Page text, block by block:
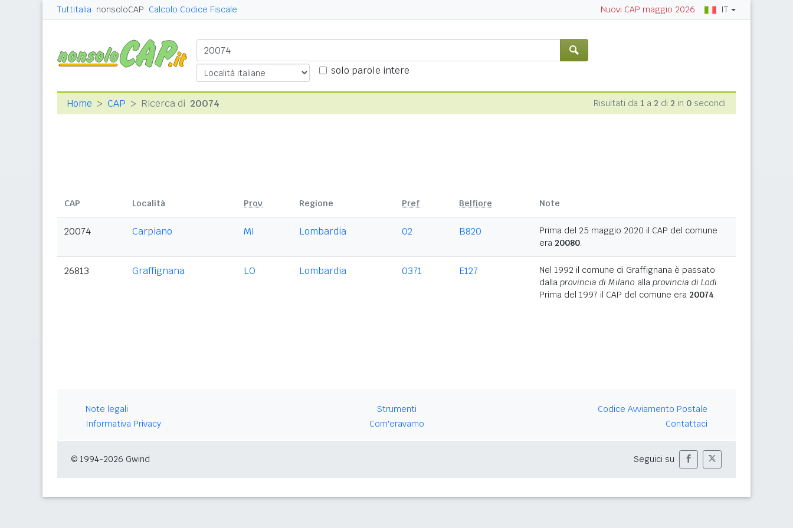
Tuttitalia nonsoloCAP Calcolo Codice Fiscale Nuovi CAP maggio 2026 IT
solo parole intere
Home CAP Ricerca di 20074 Risultati da 1 a 2 di 2 in 0 secondi
CAP Località Prov Regione Pref Belfiore Note
20074 Carpiano MI Lombardia 02 B820
Prima del 25 maggio 2020 il CAP del comune
era 20080.
26813 Graffignana LO Lombardia 0371 E127
Nel 1992 il comune di Graffignana è passato
dalla provincia di Milano alla provincia di Lodi.
Prima del 1997 il CAP del comune era 20074.
Note legali
Informativa Privacy
Strumenti
Com'eravamo
Codice Avviamento Postale
Contattaci
© 1994-2026 Gwind Seguici su